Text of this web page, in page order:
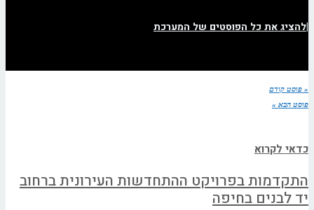
|להציג את כל הפוסטים של המערכת
« פוסט קודם
פוסט הבא »
כדאי לקרוא
התקדמות בפרויקט ההתחדשות העירונית ברחוב
יד לבנים בחיפה